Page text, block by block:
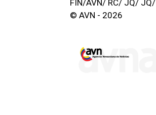
FIN/AVN/ RC/ JQ/ JQ/
© AVN - 2026